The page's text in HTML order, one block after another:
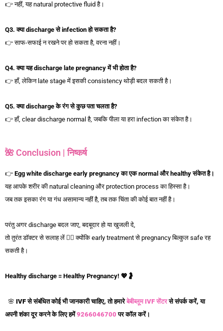
👉 नहीं, यह natural protective fluid है।
Q3.क्या dischargeसे infectionहोसकताहै?
👉 साफ-सफाई न रखने पर हो सकता है, वरना नहीं।
Q4.क्यायह discharge late pregnancyमेंभीहोताहै?
👉 हाँ, लेकिन late stage में इसकी consistency थोड़ी बदल सकती है।
Q5.क्या dischargeकेरंगसेकुछपताचलताहै?
👉 हाँ, clear discharge normal है, जबकि पीला या हरा infection का संकेत है।
🌺 Conclusion | निष्कर्ष
👉 Egg white discharge early pregnancyकाएक normal और healthyसंकेतहै।
यह आपके शरीर की natural cleaning और protection process का हिस्सा है।
जब तक इसका रंग या गंध असामान्य नहीं है, तब तक चिंता की कोई बात नहीं है।
परंतु अगर discharge बदल जाए, बदबूदार हो या खुजली दे,
तो तुरंत डॉक्टर से सलाह लें 👩‍⚕️ क्योंकि early treatment से pregnancy बिल्कुल safe रह
सकती है।
Healthy discharge = Healthy Pregnancy! 💖🤰
🌸 IVF से संबंधित कोई भी जानकारी चाहिए, तो हमारेबेबीब्लूम IVF सेंटरसे संपर्क करें, या
अपनी शंका दूर करने के लिए हमें9266046700पर कॉल करें।